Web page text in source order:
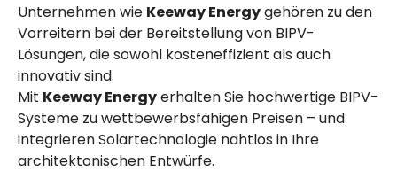
Unternehmen wie Keeway Energygehören zu den
Vorreitern bei der Bereitstellung von BIPV-
Lösungen, die sowohl kosteneffizient als auch
innovativ sind.
Mit Keeway Energyerhalten Sie hochwertige BIPV-
Systeme zu wettbewerbsfähigen Preisen – und
integrieren Solartechnologie nahtlos in Ihre
architektonischen Entwürfe.